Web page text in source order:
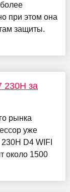
при этом она
защиты.
230H за
рынка
уже
D4 WIFI
около 1500